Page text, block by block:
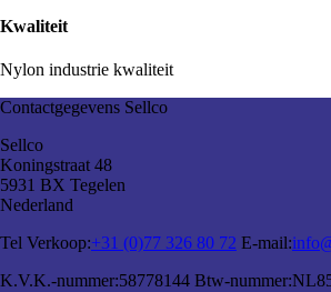
Kwaliteit
Nylon industrie kwaliteit
Contactgegevens Sellco
Sellco
Koningstraat 48
5931 BX Tegelen
Nederland
Tel Verkoop:+31 (0)77 326 80 72 E-mail:
K.V.K.-nummer:58778144 Btw-nummer: